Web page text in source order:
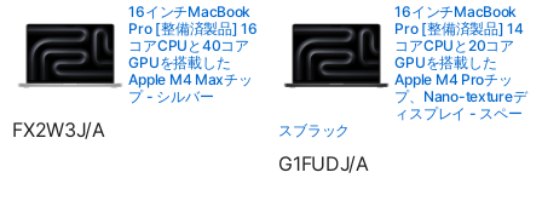
16インチMacBook
Pro [整備済製品] 16
コアCPUと40コア
GPUを搭載した
Apple M4 Maxチッ
プ - シルバー
FX2W3J/A
16インチMacBook
Pro [整備済製品] 14
コアCPUと20コア
GPUを搭載した
Apple M4 Proチッ
プ、Nano-textureデ
ィスプレイ - スペー
スブラック
G1FUDJ/A